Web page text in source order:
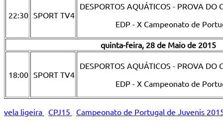
22:30 SPORT TV4
DESPORTOS AQUÁTICOS - PROVA DO
EDP - X Campeonato de
quinta-feira, 28 de Maio de 2015
18:00 SPORT TV4
DESPORTOS AQUÁTICOS - PROVA DO
EDP - X Campeonato de
vela ligeira CPJ15 Campeonato de Portugal de Juvenis